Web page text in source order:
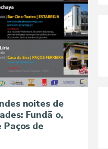
noites de
Fundã o,
de